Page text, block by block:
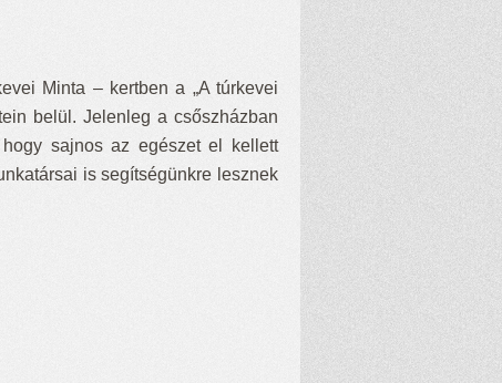
Minta – kertben a „A túrkevei
belül. Jelenleg a csőszházban
sajnos az egészet el kellett
is segítségünkre lesznek